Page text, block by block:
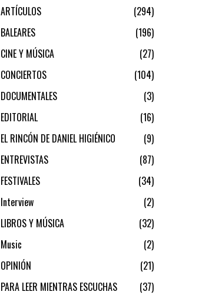
ARTÍCULOS
294
BALEARES
196
CINE Y MÚSICA
27
CONCIERTOS
104
DOCUMENTALES
3
EDITORIAL
16
EL RINCÓN DE DANIEL HIGIÉNICO
9
ENTREVISTAS
87
FESTIVALES
34
Interview
2
LIBROS Y MÚSICA
32
Music
2
OPINIÓN
21
PARA LEER MIENTRAS ESCUCHAS
37